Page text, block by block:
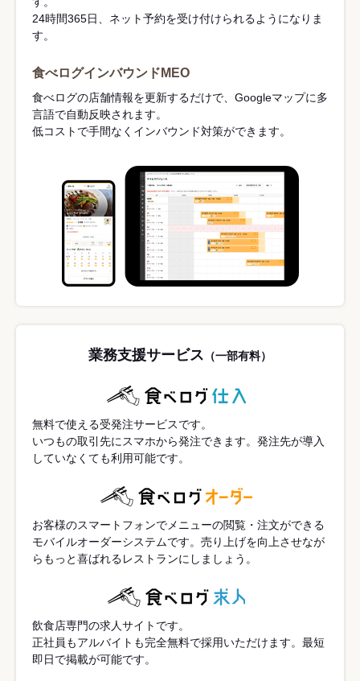
24時間365日、ネット予約を受け付けられるようになりま
す。
食べログインバウンドMEO
食べログの店舗情報を更新するだけで、Googleマップに多
言語で自動反映されます。
低コストで手間なくインバウンド対策ができます。
業務支援サービス （一部有料）
無料で使える受発注サービスです。
いつもの取引先にスマホから発注できます。発注先が導入
していなくても利用可能です。
お客様のスマートフォンでメニューの閲覧・注文ができる
モバイルオーダーシステムです。売り上げを向上させなが
らもっと喜ばれるレストランにしましょう。
飲食店専門の求人サイトです。
正社員もアルバイトも完全無料で採用いただけます。最短
即日で掲載が可能です。